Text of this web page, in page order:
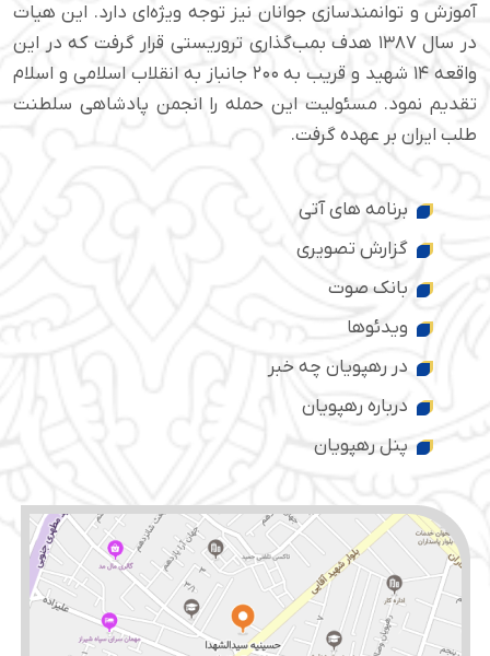
آموزش و توانمندسازی جوانان نیز توجه ویژه‌ای دارد. این هیات
در سال ۱۳۸۷ هدف بمب‌گذاری تروریستی قرار گرفت که در این
واقعه ۱۴ شهید و قریب به ۲۰۰ جانباز به انقلاب اسلامی و اسلام
تقدیم نمود. مسئولیت این حمله را انجمن پادشاهی سلطنت
طلب ایران بر عهده گرفت.
برنامه های آتی
گزارش تصویری
بانک صوت
ویدئوها
در رهپویان چه خبر
درباره رهپویان
پنل رهپویان